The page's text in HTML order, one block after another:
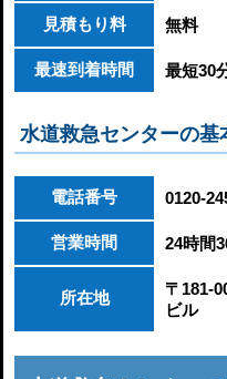
見積もり料 無料
最速到着時間 最短30
水道救急センターの基
電話番号 0120-
営業時間 24時間
所在地
〒181-
ビル